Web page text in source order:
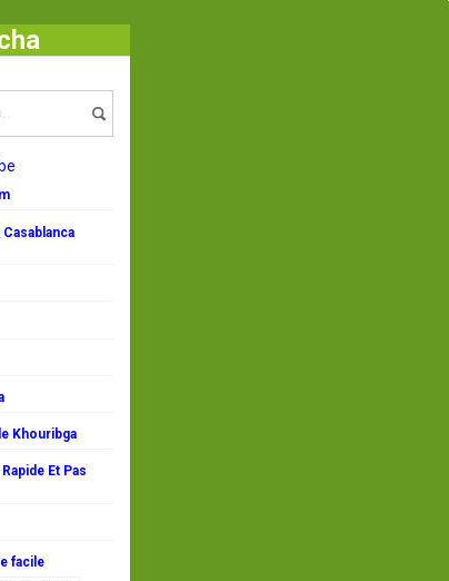
Pâques 2017
Khouribga
Et Pas
facile